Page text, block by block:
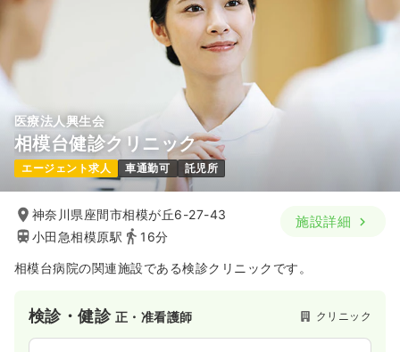
医療法人興生会
相模台健診クリニック
エージェント求人 車通勤可 託児所
神奈川県座間市相模が丘6-27-43
小田急相模原駅
16分
施設詳細
相模台病院の関連施設である検診クリニックです。
検診・健診 正・准看護師 クリニック